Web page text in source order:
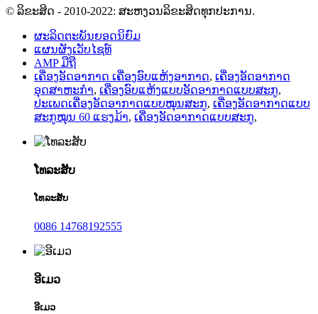
© ລິຂະສິດ - 2010-2022: ສະຫງວນລິຂະສິດທຸກປະການ.
ຜະລິດຕະພັນຍອດນິຍົມ
ແຜນຜັງເວັບໄຊທ໌
AMP ມືຖື
ເຄື່ອງອັດອາກາດ ເຄື່ອງອົບແຫ້ງອາກາດ, ເຄື່ອງອັດອາກາດ
ອຸດສາຫະກຳ, ເຄື່ອງອົບແຫ້ງແບບອັດອາກາດແບບສະກູ,
ປະເພດເຄື່ອງອັດອາກາດແບບໝຸນສະກູ, ເຄື່ອງອັດອາກາດແບບ
ສະກູໝຸນ 60 ແຮງມ້າ, ເຄື່ອງອັດອາກາດແບບສະກູ,
ໂທລະສັບ
ໂທລະສັບ
0086 14768192555
ອີເມວ
ອີເມວ